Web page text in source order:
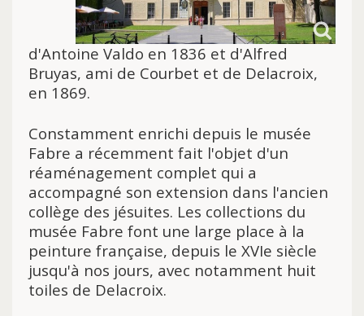
d'Antoine Valdo en 1836 et d'Alfred
Bruyas, ami de Courbet et de Delacroix,
en 1869.
Constamment enrichi depuis le musée
Fabre a récemment fait l'objet d'un
réaménagement complet qui a
accompagné son extension dans l'ancien
collège des jésuites. Les collections du
musée Fabre font une large place à la
peinture française, depuis le XVIe siècle
jusqu'à nos jours, avec notamment huit
toiles de Delacroix.